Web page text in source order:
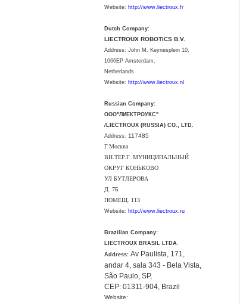
Website: http://www.liectroux.fr
Dutch Company:
LIECTROUX ROBOTICS B.V.
Address: John M. Keynesplein 10,
1066EP Amsterdam,
Netherlands
Website: http://www.liectroux.nl
Russian Company:
ООО"ЛИЕКТРОУКС"
/LIECTROUX (RUSSIA) CO., LTD.
Address: 117485
Г.Москва
ВН.ТЕР.Г. МУНИЦИПАЛЬНЫЙ
ОКРУГ КОНЬКОВО
УЛ БУТЛЕРОВА
Д. 7Б
ПОМЕЩ. 113
Website: http://www.liectroux.ru
Brazilian Company:
LIECTROUX BRASIL LTDA.
Address: Av Paulista, 171,
andar 4, sala 343 - Bela Vista,
São Paulo, SP,
CEP: 01311-904, Brazil
Website: